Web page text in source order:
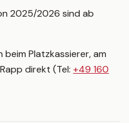
2025/2026 sind ab
beim Platzkassierer, am
direkt (Tel: +49 160